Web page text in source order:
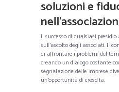
soluzioni e
Il successo di qualsiasi
sull’ascolto degli associati. Il
di affrontare i problemi del
creando un dialogo costante
segnalazione delle imprese
un’opportunità di crescita.